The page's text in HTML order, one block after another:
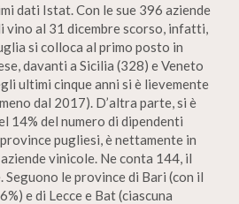
dati Istat. Con le sue 396 aziende
vino al 31 dicembre scorso, infatti,
si colloca al primo posto in
davanti a Sicilia (328) e Veneto
ultimi cinque anni si è lievemente
dal 2017). D’altra parte, si è
14% del numero di dipendenti
pugliesi, è nettamente in
vinicole. Ne conta 144, il
le province di Bari (con il
e di Lecce e Bat (ciascuna